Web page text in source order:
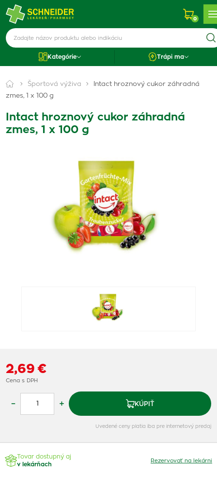
0
Kategórie Trápi ma
Športová výživa
Intact hroznový cukor záhradná
zmes, 1 x 100 g
Intact hroznový cukor záhradná
zmes, 1 x 100 g
2,69 €
Cena s DPH
– + KÚPIŤ
Uvedené ceny platia iba pre internetový predaj
Tovar dostupný aj
v lekárňach
Rezervovať na lekárni